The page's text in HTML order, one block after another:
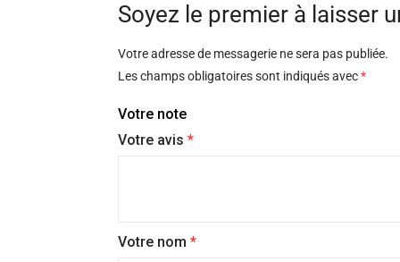
Soyez le premier à laisser
Votre adresse de messagerie ne sera pas publiée.
Les champs obligatoires sont indiqués avec*
Votre note
Votre avis *
Votre nom *